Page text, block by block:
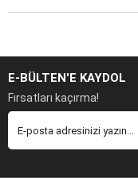
E-BÜLTEN'E KAYDOL
Fırsatları kaçırma!